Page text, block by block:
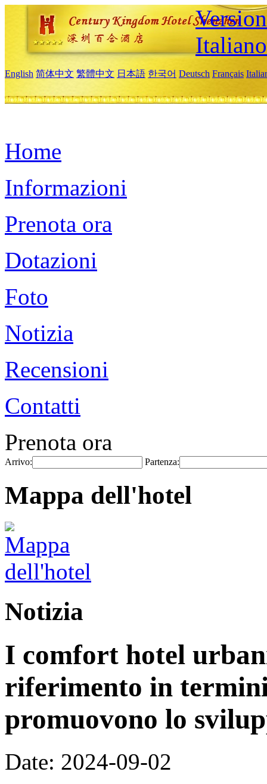
Italiano
English 简体中文 繁體中文 日本語 한국어 Deutsch Français
Home
Informazioni
Prenota ora
Dotazioni
Foto
Notizia
Recensioni
Contatti
Prenota ora
Arrivo: Partenza:
Mappa dell'hotel
Notizia
I comfort hotel
riferimento in
promuovono lo
Date: 2024-09-02